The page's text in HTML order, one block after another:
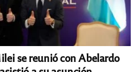
se reunió con Abelardo